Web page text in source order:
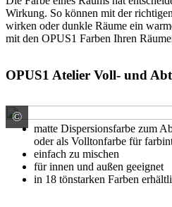
Wirkung. So können mit der
wirken oder dunkle Räume ein
mit den OPUS1 Farben Ihren
OPUS1 Atelier Voll- und
©
Rühl Farben GmbH
matte Dispersionsfarbe zum
oder als Volltonfarbe für
einfach zu mischen
für innen und außen geeignet
in 18 tönstarken Farben